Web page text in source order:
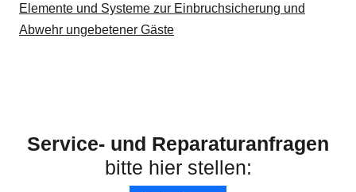
Elemente und Systeme zur Einbruchsicherung und
Abwehr ungebetener Gäste
Service- und Reparaturanfragen
bitte hier stellen: